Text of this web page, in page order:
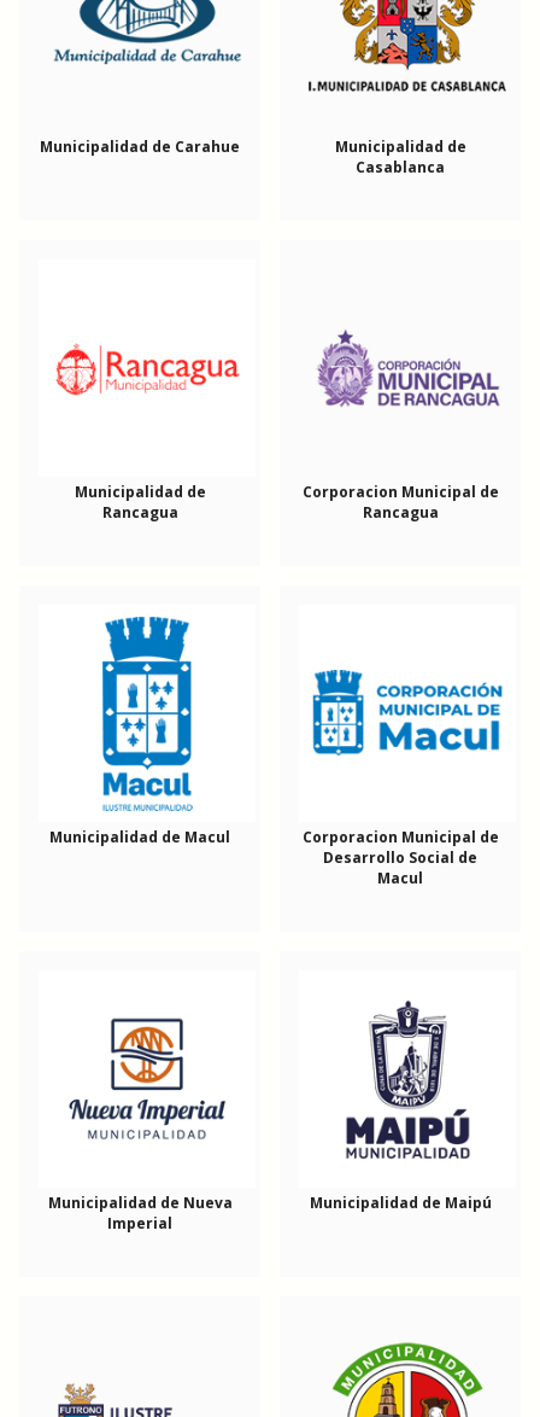
Municipalidad de Carahue
Municipalidad de
Casablanca
Municipalidad de
Rancagua
Corporacion Municipal de
Rancagua
Municipalidad de Macul
Corporacion Municipal de
Desarrollo Social de
Macul
Municipalidad de Nueva
Imperial
Municipalidad de Maipú